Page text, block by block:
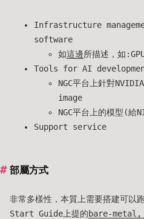
Infrastructure
software
如這邊所描述，如
Tools for AI
NGC平台上針對
image
NGC平台上的模型(給
Support service
部屬方式
非常多樣性，本質上需要搭建可
Start Guide上提的bare-metal,